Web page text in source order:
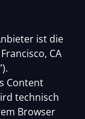
ist die
CA
Content
technisch
Browser